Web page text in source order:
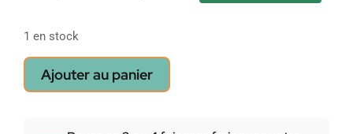
1 en stock
Ajouter au panier